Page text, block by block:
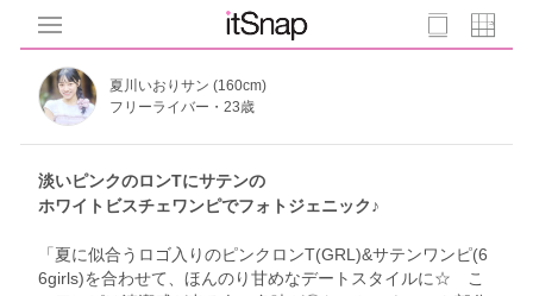
夏川いおりサン (160cm)
フリーライバー・23歳
淡いピンクのロンTにサテンの
ホワイトビスチェワンピでフォトジェニック♪
「夏に似合うロゴ入りのピンクロンT(GRL)&サテンワンピ(6
6girls)を合わせて、ほんのり甘めなデートスタイルに☆ こ